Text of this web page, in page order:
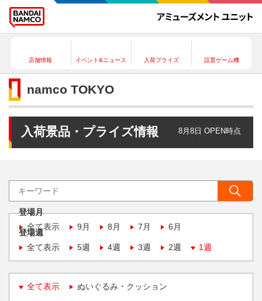
店舗情報 イベント&ニュース 入荷プライズ 設置ゲーム機
namco TOKYO
入荷景品・プライズ情報 8月8日 OPEN時点
登場月
全て表示
9月 8月 7月 6月
登場週
全て表示
5週 4週 3週 2週 1週
全て表示 ぬいぐるみ・クッション